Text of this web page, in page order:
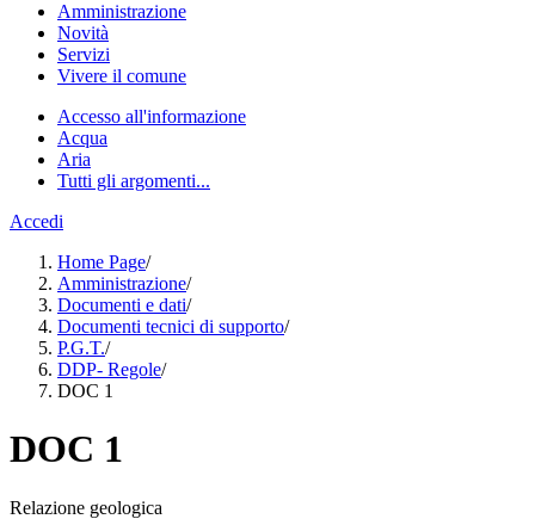
Amministrazione
Novità
Servizi
Vivere il comune
Accesso all'informazione
Acqua
Aria
Tutti gli argomenti...
Accedi
Home Page/
Amministrazione/
Documenti e dati/
Documenti tecnici di supporto/
P.G.T./
DDP- Regole/
DOC 1
DOC 1
Relazione geologica